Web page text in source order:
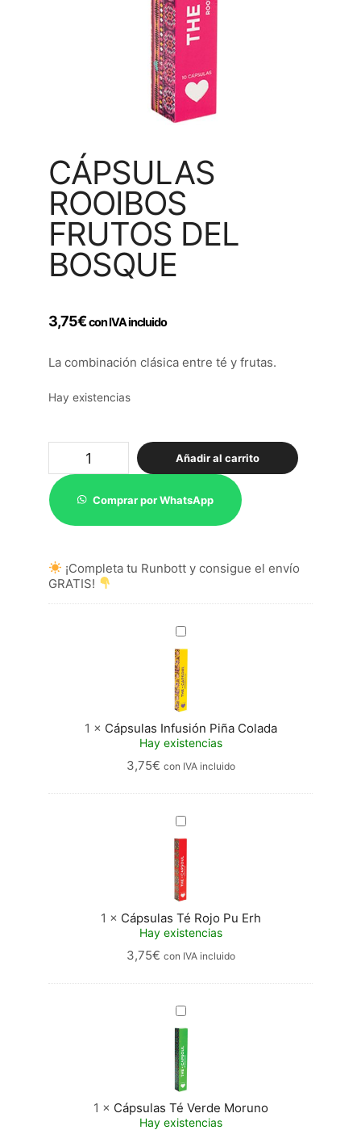
CÁPSULAS
ROOIBOS
FRUTOS DEL
BOSQUE
3,75€con IVA incluido
La combinación clásica entre té y frutas.
Hay existencias
Rooibos
Frutos
del
Bosque
cantidad
Añadir al carrito
Comprar por WhatsApp
¡Completa tu Runbott y consigue el envío
GRATIS!
Cápsulas
Infusión
Piña
Colada
1 × Cápsulas Infusión Piña Colada
Hay existencias
3,75€ con IVA incluido
Cápsulas
Té
Rojo
Pu
Erh
1 × Cápsulas Té Rojo Pu Erh
Hay existencias
3,75€ con IVA incluido
Cápsulas
Té
Verde
Moruno
1 × Cápsulas Té Verde Moruno
Hay existencias